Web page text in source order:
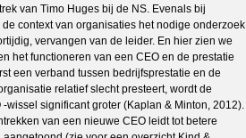
van Timo Huges bij de NS. Evenals bij
context van organisaties het nodige onderzoek
vervangen van de leider. En hier zien we
het functioneren van een CEO en de prestatie
een verband tussen bedrijfsprestatie en de
relatief slecht presteert, wordt de
wissel significant groter (Kaplan & Minton, 2012).
van een nieuwe CEO leidt tot betere